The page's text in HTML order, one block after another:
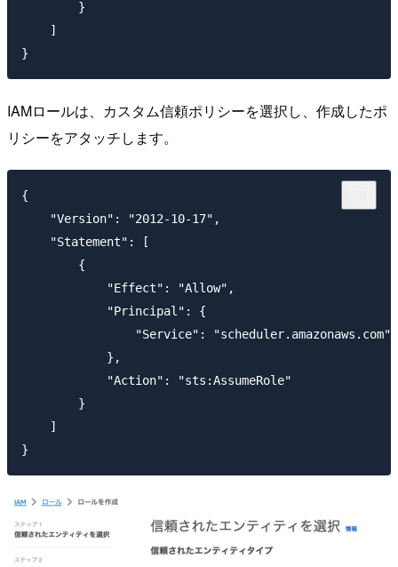
        }
    ]
IAMロールは、カスタム信頼ポリシーを選択し、作成したポ
リシーをアタッチします。
{
    "Version": "2012-10-17",
    "Statement": [
        {
            "Effect": "Allow",
            "Principal": {
                "Service": "scheduler.amazonaws.com"
            },
            "Action": "sts:AssumeRole"
        }
    ]